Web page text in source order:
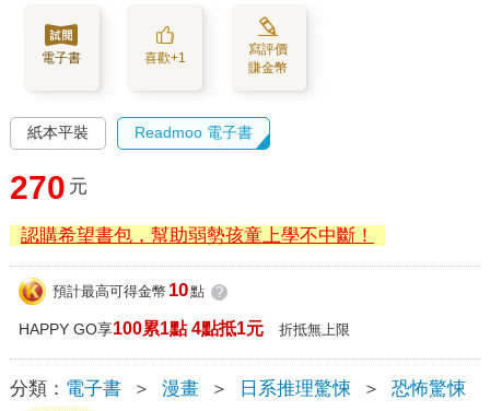
電子書 喜歡+1
寫評價
賺金幣
紙本平裝 Readmoo 電子書
270 元
認購希望書包，幫助弱勢孩童上學不中斷！
預計最高可得金幣 10點 ?
HAPPY GO享100累1點 4點抵1元 折抵無上限
分類： 電子書 ＞ 漫畫 ＞ 日系推理驚悚 ＞ 恐怖驚悚